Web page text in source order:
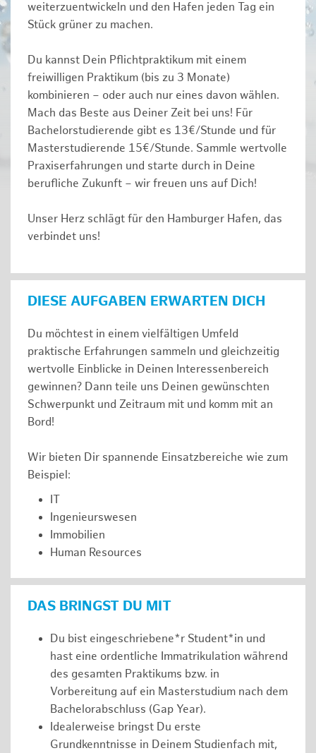
weiterzuentwickeln und den Hafen jeden Tag ein
Stück grüner zu machen.
Du kannst Dein Pflichtpraktikum mit einem
freiwilligen Praktikum (bis zu 3 Monate)
kombinieren – oder auch nur eines davon wählen.
Mach das Beste aus Deiner Zeit bei uns! Für
Bachelorstudierende gibt es 13€/Stunde und für
Masterstudierende 15€/Stunde. Sammle wertvolle
Praxiserfahrungen und starte durch in Deine
berufliche Zukunft – wir freuen uns auf Dich!
Unser Herz schlägt für den Hamburger Hafen, das
verbindet uns!
DIESE AUFGABEN ERWARTEN DICH
Du möchtest in einem vielfältigen Umfeld
praktische Erfahrungen sammeln und gleichzeitig
wertvolle Einblicke in Deinen Interessenbereich
gewinnen? Dann teile uns Deinen gewünschten
Schwerpunkt und Zeitraum mit und komm mit an
Bord!
Wir bieten Dir spannende Einsatzbereiche wie zum
Beispiel:
IT
Ingenieurswesen
Immobilien
Human Resources
DAS BRINGST DU MIT
Du bist eingeschriebene*r Student*in und
hast eine ordentliche Immatrikulation während
des gesamten Praktikums bzw. in
Vorbereitung auf ein Masterstudium nach dem
Bachelorabschluss (Gap Year).
Idealerweise bringst Du erste
Grundkenntnisse in Deinem Studienfach mit,